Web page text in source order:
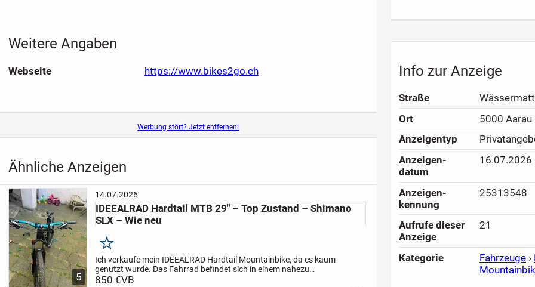
Weitere Angaben
Webseite https://www.bikes2go.ch
Werbung stört? Jetzt entfernen!
Ähnliche Anzeigen
5
14.07.2026
IDEEALRAD Hardtail MTB 29" – Top Zustand – Shimano
SLX – Wie neu
Merken
Ich verkaufe mein IDEEALRAD Hardtail Mountainbike, da es kaum
genutzt wurde. Das Fahrrad befindet sich in einem nahezu
neuwertigen Zustand und weist praktisch keine Gebrauchsspuren
850 €VB
Info zur Anzeige
Straße
Ort
5000 Aarau
Anzeigen­typ
Anzeigen­
datum
16.07.2026
Anzeigen­
kennung
25313548
Aufrufe dieser
Anzeige
21
Kategorie Fahrzeuge ›